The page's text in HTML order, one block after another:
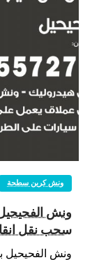
ونش كرين سطحة
سحب نقل
ونش الفحيحيل